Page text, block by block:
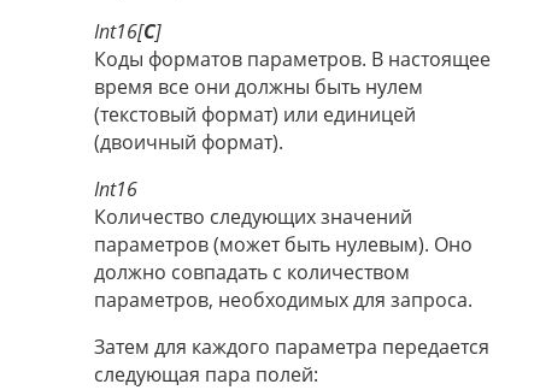
Int16[C]
Коды форматов параметров. В настоящее
время все они должны быть нулем
(текстовый формат) или единицей
(двоичный формат).
Int16
Количество следующих значений
параметров (может быть нулевым). Оно
должно совпадать с количеством
параметров, необходимых для запроса.
Затем для каждого параметра передается
следующая пара полей: